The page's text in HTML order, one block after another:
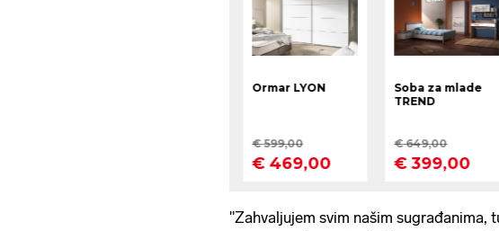
"Zahvaljujem svim našim sugrađanima,